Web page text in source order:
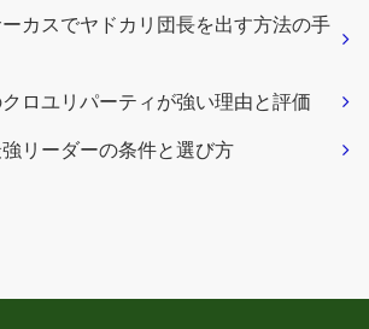
カスでヤドカリ団長を出す方法の手
ロユリパーティが強い理由と評価
リーダーの条件と選び方